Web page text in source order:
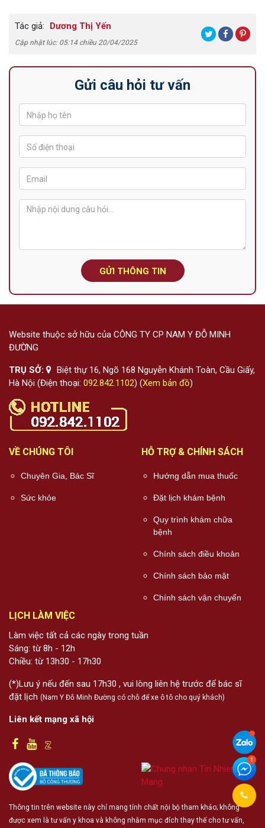
Tác giả: Dương Thị Yến
Cập nhật lúc: 05:14 chiều 20/04/2025
Gửi câu hỏi tư vấn
GỬI THÔNG TIN
Website thuộc sở hữu của CÔNG TY CP NAM Y ĐỖ MINH
ĐƯỜNG
TRỤ SỞ:
Biệt thự 16, Ngõ 168 Nguyễn Khánh Toàn, Cầu Giấy,
Hà Nội (Điện thoại: 092.842.1102) (Xem bản đồ)
VỀ CHÚNG TÔI
Chuyên Gia, Bác Sĩ
Sức khỏe
HỖ TRỢ & CHÍNH SÁCH
Hướng dẫn mua thuốc
Đặt lịch khám bệnh
Quy trình khám chữa
bệnh
Chính sách điều khoản
Chính sách bảo mật
Chính sách vận chuyển
LỊCH LÀM VIỆC
Làm việc tất cả các ngày trong tuần
Sáng: từ 8h - 12h
Chiều: từ 13h30 - 17h30
(*)Lưu ý nếu đến sau 17h30 , vui lòng liên hệ trước để bác sĩ
đặt lịch (Nam Y Đỗ Minh Đường có chỗ để xe ô tô cho quý khách)
Liên kết mạng xã hội
Thông tin trên website này chỉ mang tính chất nội bộ tham khảo; không
được xem là tư vấn y khoa và không nhằm mục đích thay thế cho tư vấn,